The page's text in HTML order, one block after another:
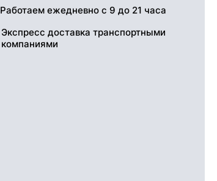
Работаем ежедневно с 9 до 21 часа
Экспресс доставка транспортными
компаниями